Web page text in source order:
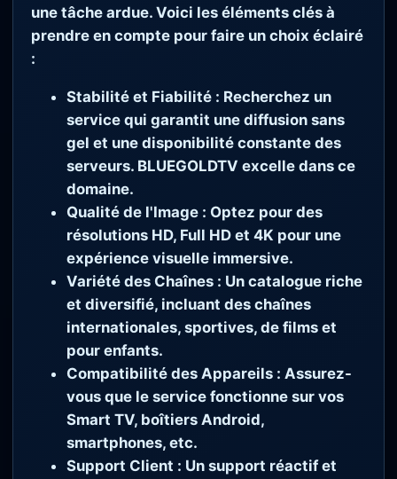
une tâche ardue. Voici les éléments clés à
prendre en compte pour faire un choix éclairé
:
Stabilité et Fiabilité : Recherchez un
service qui garantit une diffusion sans
gel et une disponibilité constante des
serveurs. BLUEGOLDTV excelle dans ce
domaine.
Qualité de l'Image : Optez pour des
résolutions HD, Full HD et 4K pour une
expérience visuelle immersive.
Variété des Chaînes : Un catalogue riche
et diversifié, incluant des chaînes
internationales, sportives, de films et
pour enfants.
Compatibilité des Appareils : Assurez-
vous que le service fonctionne sur vos
Smart TV, boîtiers Android,
smartphones, etc.
Support Client : Un support réactif et